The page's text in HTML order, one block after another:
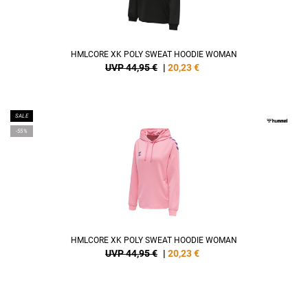
HMLCORE XK POLY SWEAT HOODIE WOMAN
UVP 44,95 € | 20,23€
SALE
-55%
HMLCORE XK POLY SWEAT HOODIE WOMAN
UVP 44,95 € | 20,23€